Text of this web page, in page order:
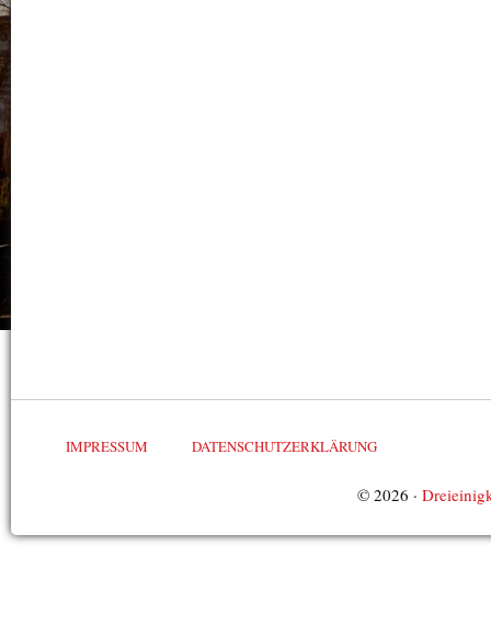
IMPRESSUM DATENSCHUTZERKLÄRUNG
© 2026 ·